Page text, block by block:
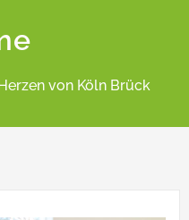
von Köln Brück